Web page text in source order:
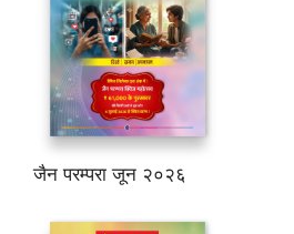
जैन परम्परा जून २०२६